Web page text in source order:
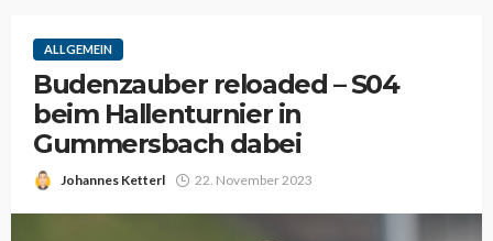
ALLGEMEIN
Budenzauber reloaded – S04
beim Hallenturnier in
Gummersbach dabei
Johannes Ketterl 22. November 2023